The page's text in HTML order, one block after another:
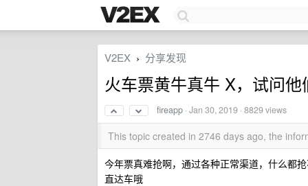
V2EX › 分享发现
火车票黄牛真牛 X，试问
fireapp ·Jan 30, 2019 · 8829 views
This topic created in 2746 days ago, the
今年票真难抢啊，通过各种正常渠道，什么都
直达车哦